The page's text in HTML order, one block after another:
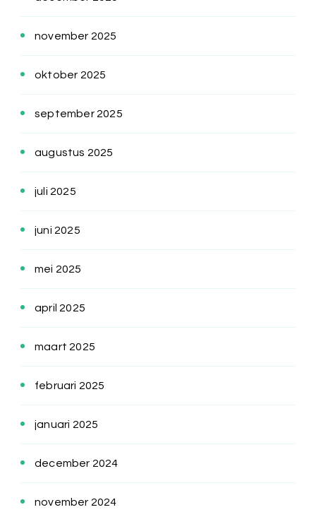
november 2025
oktober 2025
september 2025
augustus 2025
juli 2025
juni 2025
mei 2025
april 2025
maart 2025
februari 2025
januari 2025
december 2024
november 2024